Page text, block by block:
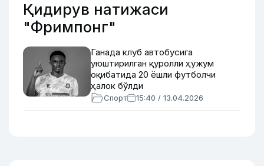
Қидирув натижаси
"Фримпонг"
Ганада клуб автобусига
уюштирилган қуролли ҳужум
оқибатида 20 ёшли футболчи
ҳалок бўлди
Спорт 15:40 / 13.04.2026